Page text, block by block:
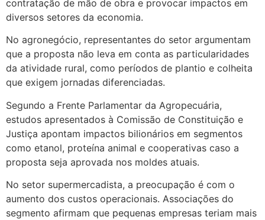
contratação de mão de obra e provocar impactos em
diversos setores da economia.
No agronegócio, representantes do setor argumentam
que a proposta não leva em conta as particularidades
da atividade rural, como períodos de plantio e colheita
que exigem jornadas diferenciadas.
Segundo a Frente Parlamentar da Agropecuária,
estudos apresentados à Comissão de Constituição e
Justiça apontam impactos bilionários em segmentos
como etanol, proteína animal e cooperativas caso a
proposta seja aprovada nos moldes atuais.
No setor supermercadista, a preocupação é com o
aumento dos custos operacionais. Associações do
segmento afirmam que pequenas empresas teriam mais